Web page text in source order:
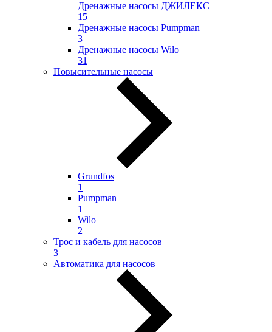
Дренажные насосы ДЖИЛЕКС
15
Дренажные насосы Pumpman
3
Дренажные насосы Wilo
31
Повысительные насосы
Grundfos
1
Pumpman
1
Wilo
2
Трос и кабель для насосов
3
Автоматика для насосов